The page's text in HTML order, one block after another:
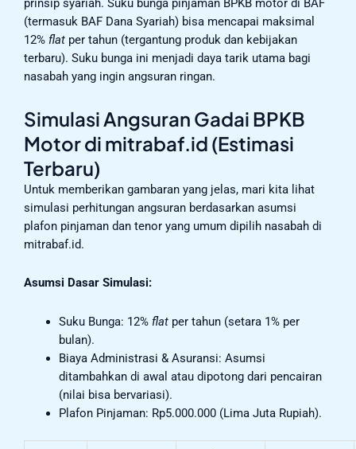
prinsip syariah. Suku bunga pinjaman BPKB motor di BAF
(termasuk BAF Dana Syariah) bisa mencapai maksimal
12% flat per tahun (tergantung produk dan kebijakan
terbaru). Suku bunga ini menjadi daya tarik utama bagi
nasabah yang ingin angsuran ringan.
Simulasi Angsuran Gadai BPKB
Motor di mitrabaf.id (Estimasi
Terbaru)
Untuk memberikan gambaran yang jelas, mari kita lihat
simulasi perhitungan angsuran berdasarkan asumsi
plafon pinjaman dan tenor yang umum dipilih nasabah di
mitrabaf.id.
Asumsi Dasar Simulasi:
Suku Bunga: 12% flatper tahun (setara 1% per
bulan).
Biaya Administrasi & Asuransi: Asumsi
ditambahkan di awal atau dipotong dari pencairan
(nilai bisa bervariasi).
Plafon Pinjaman: Rp5.000.000 (Lima Juta Rupiah).